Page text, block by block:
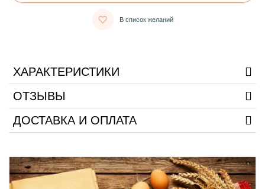
В список желаний
ХАРАКТЕРИСТИКИ
ОТЗЫВЫ
ДОСТАВКА И ОПЛАТА